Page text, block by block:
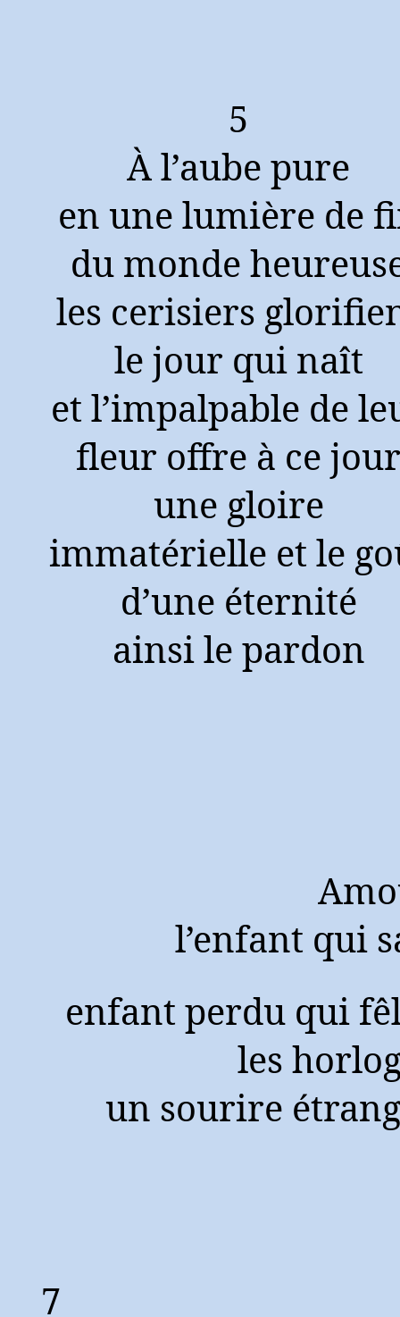
5
À l’aube pure
en une lumière de
du monde
les cerisiers
le jour qui naît
et l’impalpable de
fleur offre à ce
une gloire
immatérielle et le
d’une éternité
ainsi le pardon
l’enfant qui
enfant perdu qui
les
un sourire
7